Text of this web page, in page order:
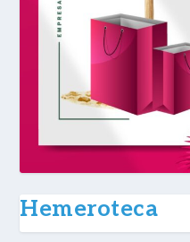
Hemeroteca